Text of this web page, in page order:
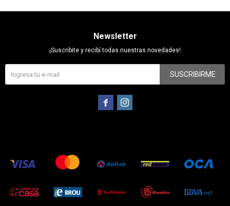
Newsletter
¡Suscribite y recibí todas nuestras novedades!
SUSCRIBIRME
 